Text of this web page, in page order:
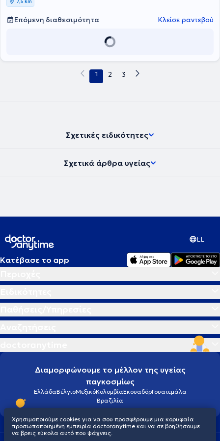
πρόγραμμα διατροφής το οποίο θα είναι εφαρμοσμένο στις
προσωπικές σας ανάγκες και θα σας καλύπτει πλήρως
παρέχοντάς σας όλα τα θρεπτικά συστατικά που χρειάζεστε για να
ο διατροφικός σας στόχος εμείς έχουμε την λύση και τα εργαλεία
Επόμενη διαθεσιμότητα Κλείσε ραντεβού
1 2 3
Σχετικές ειδικότητες
Σχετικά άρθρα υγείας
EL
Κατέβασε το app
Διαμορφώνουμε το μέλλον της υγείας
παγκοσμίως
ΕλλάδαΒέλγιοΜεξικόΚολομβίαΕκουαδόρΓουατεμάλα
Βραζιλία
Χρησιμοποιούμε cookies για να σου προσφέρουμε μια κορυφαία
προσωποποιημένη εμπειρία doctoranytime και να σε βοηθήσουμε
να βρεις εύκολα αυτό που ψάχνεις.